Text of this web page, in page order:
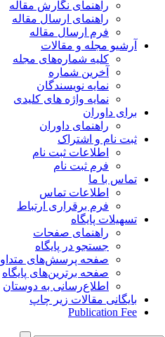
راهنمای نگارش مقاله
راهنمای ارسال مقاله
فرم ارسال مقاله
آرشیو مجله و مقالات
کلیه شماره‌های مجله
آخرین شماره
نمایه نویسندگان
نمایه واژه های کلیدی
برای داوران
راهنمای داوران
ثبت نام و اشتراک
اطلاعات ثبت نام
فرم ثبت نام
تماس با ما
اطلاعات تماس
فرم برقراری ارتباط
تسهیلات پایگاه
راهنمای صفحات
جستجو در پایگاه
صفحه پرسش‌های متداول
صفحه برترین‌های پایگاه
اطلاع‌رسانی به دوستان
بایگانی مقالات زیر چاپ
Publication Fee